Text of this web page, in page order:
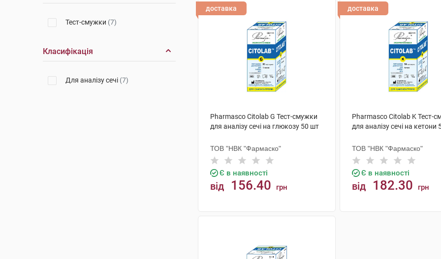
Тест-смужки (7)
Класифікація
Для аналізу сечі (7)
доставка
Pharmasco Citolab G Тест-смужки
для аналізу сечі на глюкозу 50 шт
ТОВ "НВК "Фармаско"
Є в наявності
від 156.40 грн
доставка
Pharmasco Citolab K Тест-
для аналізу сечі на кетони
ТОВ "НВК "Фармаско"
Є в наявності
від 182.30 грн